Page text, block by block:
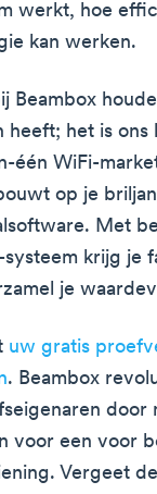
werkt, hoe
kan werken.
Beambox
heeft; het is
één WiFi-
op je
Met
krijg je
je
uw gratis
. Beambox
door
voor een voor
Vergeet